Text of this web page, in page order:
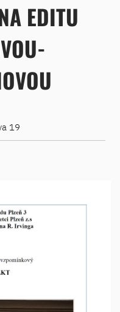
EDITU
19